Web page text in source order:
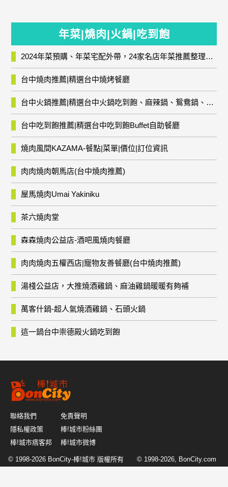
年菜|燒肉|火鍋|吃到飽
2024年菜預購、年菜宅配外帶，24家名店年菜推薦整理，圍爐輕鬆上菜團圓趣
台中燒肉推薦|精選台中燒烤餐廳
台中火鍋推薦|精選台中火鍋吃到飽、麻辣鍋、鴛鴦鍋、石頭火鍋、酸菜白肉鍋、海鮮鍋、燒酒雞、麻油雞、壽喜燒等熱門人氣火鍋店!
台中吃到飽推薦|精選台中吃到飽Buffet自助餐廳
燒肉風間KAZAMA-餐點|菜單|價位|訂位資訊
肉肉燒肉朝馬店(台中燒肉推薦)
屋馬燒肉Umai Yakiniku
茶六燒肉堂
森森燒肉公益店-酒吧風燒肉餐廳
肉肉燒肉五權西店|寵物友善餐廳(台中燒肉推薦)
湯棧公益店，大推燒酒雞鍋、麻油雞鍋暖暖有夠補
萬客什鍋-超人氣燒酒雞鍋、石頭火鍋
這一鍋台中崇德殿火鍋吃到飽
聯絡我們
免責聲明
隱私權政策
棒!城市粉絲團
棒!城市痞客邦
棒!城市微博
© 1998-2026 BonCity-棒!城市 版權所有 © 1998-2026, BonCity.com